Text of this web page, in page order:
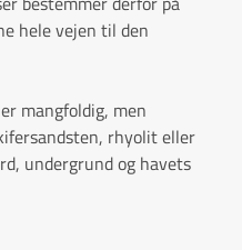
hele vejen til den
mangfoldig, men
rhyolit eller
undergrund og havets